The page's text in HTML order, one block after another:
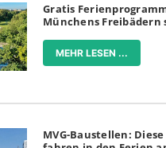
Gratis
Münchens
MEHR LESEN ...
MVG-Baustellen: